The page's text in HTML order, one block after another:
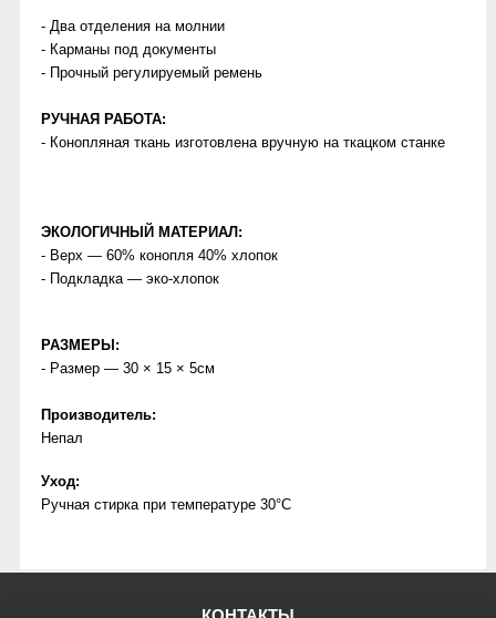
- Два отделения на молнии
- Карманы под документы
- Прочный регулируемый ремень
РУЧНАЯ РАБОТА:
- Конопляная ткань изготовлена вручную на ткацком станке
ЭКОЛОГИЧНЫЙ МАТЕРИАЛ:
- Верх — 60% конопля 40% хлопок
- Подкладка — эко-хлопок
РАЗМЕРЫ:
- Размер — 30 × 15 × 5см
Производитель:
Непал
Уход:
Ручная стирка при температуре 30°C